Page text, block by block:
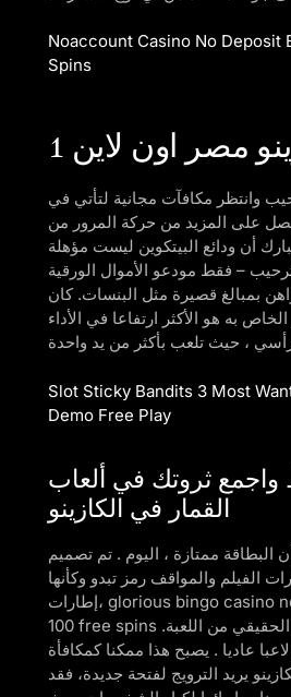
Noaccount Casino No Deposit
Spins
وانتظر مكافآت مجانية لتأتي في
على المزيد من حركة المرور من
أن ودائع البيتكوين ليست مؤهلة
– فقط مودعو الأموال الورقية
بمبالغ قصيرة مثل البنسات. كان
به هو الأكثر ارتفاعا في الأداء
Slot Sticky Bandits 3 Most
Demo Free Play
واجمع ثروتك في ألعاب
القمار في الكازينو
البطاقة ممتازة ، اليوم . تم تصميم
الفيلم والمواقف رمز تبدو وكأنها
إطارات، glorious bingo casino no deposit bonus
100 free spins يمكنك كسب المال الحقيقي من اللعبة.
عاديا . يصبح هذا ممكنا كمكافأة
يريد الترويج لفتحة جديدة، فقد